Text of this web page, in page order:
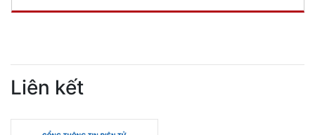
Liên kết